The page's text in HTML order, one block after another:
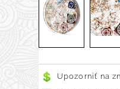
Upozorniť na